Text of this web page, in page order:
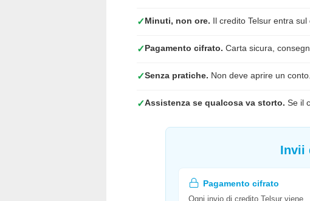
✓Minuti, non ore. Il credito Telsur entra
✓Pagamento cifrato. Carta sicura,
✓Senza pratiche. Non deve aprire un
✓Assistenza se qualcosa va storto. Se il
Invii
Pagamento cifrato
Ogni invio di credito Telsur viene